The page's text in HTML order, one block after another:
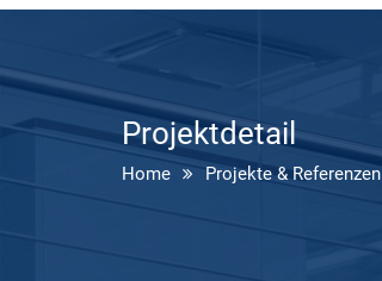
Projektdetail
Home Projekte & Referenzen